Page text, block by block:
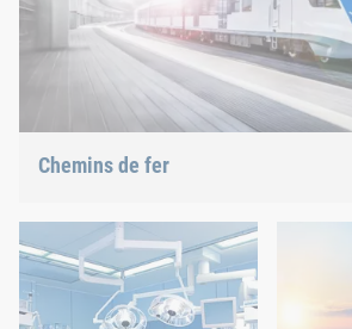
Chemins de fer
pièces C, nous offrons la solution adaptée.